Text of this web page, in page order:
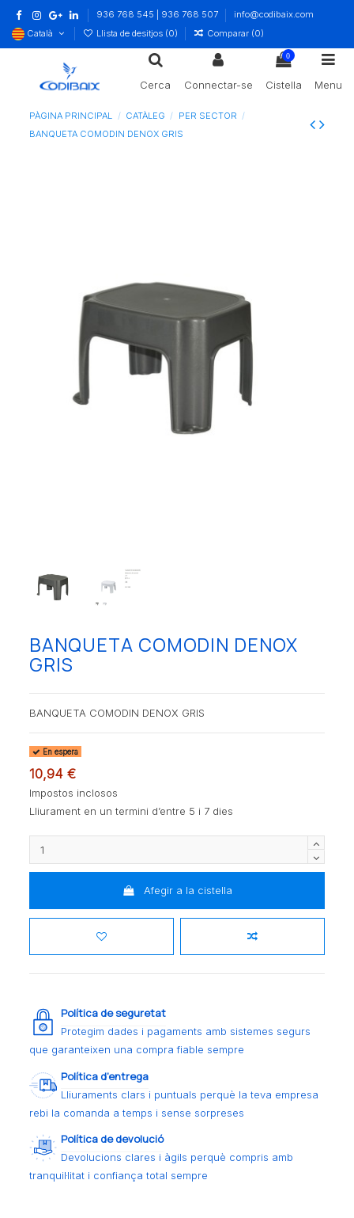
936 768 545 | 936 768 507
info@codibaix.com
Català
Llista de desitjos (0) Comparar (0)
Cerca Connectar-se
0
Cistella Menu
PÀGINA PRINCIPAL CATÀLEG
PER SECTOR
BANQUETA COMODIN DENOX GRIS
BANQUETA COMODIN DENOX
GRIS
BANQUETA COMODIN DENOX GRIS
En espera
10,94 €
Impostos inclosos
Lliurament en un termini d’entre 5 i 7 dies
Afegir a la cistella
Política de seguretat
Protegim dades i pagaments amb sistemes segurs
que garanteixen una compra fiable sempre
Política d’entrega
Lliuraments clars i puntuals perquè la teva empresa
rebi la comanda a temps i sense sorpreses
Política de devolució
Devolucions clares i àgils perquè compris amb
tranquil·litat i confiança total sempre